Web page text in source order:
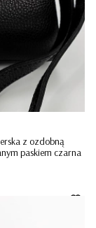
z ozdobną
paskiem czarna